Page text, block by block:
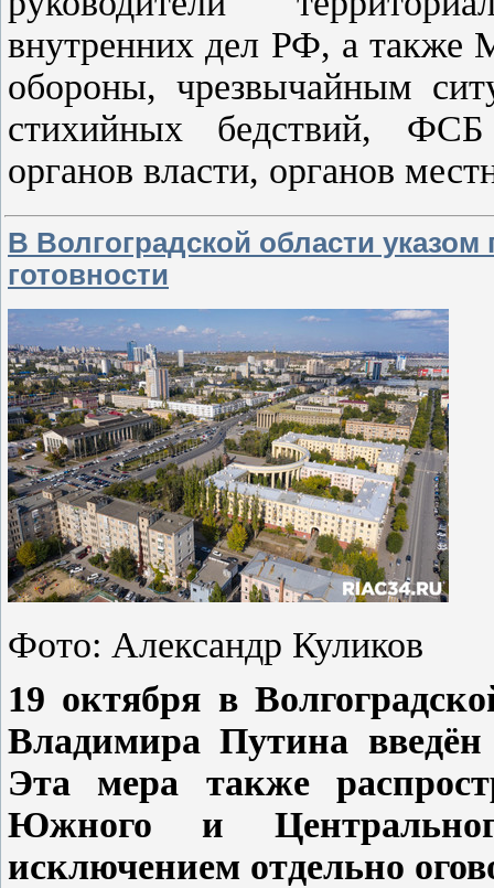
внутренних дел РФ, а также
обороны, чрезвычайным
стихийных бедствий,
органов власти, органов
В Волгоградской области
готовности
Фото: Александр Куликов
19 октября в
Владимира Путина
Эта мера также
Южного и
исключением отдельно